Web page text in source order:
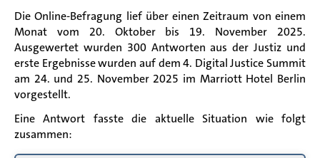
Die Online-Befragung lief über einen Zeitraum von einem
Monat vom 20. Oktober bis 19. November 2025.
Ausgewertet wurden 300 Antworten aus der Justiz und
erste Ergebnisse wurden auf dem 4. Digital Justice Summit
am 24. und 25. November 2025 im Marriott Hotel Berlin
vorgestellt.
Eine Antwort fasste die aktuelle Situation wie folgt
zusammen: